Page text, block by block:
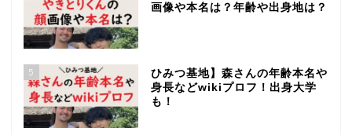
画像や本名は？年齢や出身地は？
5
ひみつ基地】森さんの年齢本名や
身長などwikiプロフ！出身大学
も！